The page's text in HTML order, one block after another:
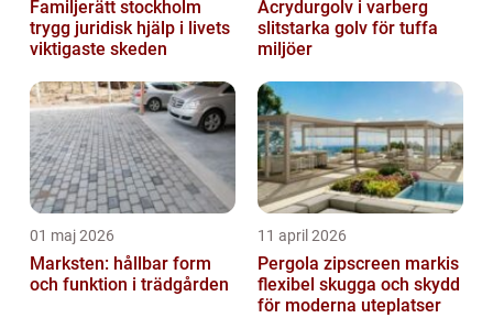
Familjerätt stockholm
trygg juridisk hjälp i livets
viktigaste skeden
Acrydurgolv i varberg
slitstarka golv för tuffa
miljöer
01 maj 2026
Marksten: hållbar form
och funktion i trädgården
11 april 2026
Pergola zipscreen markis
flexibel skugga och skydd
för moderna uteplatser